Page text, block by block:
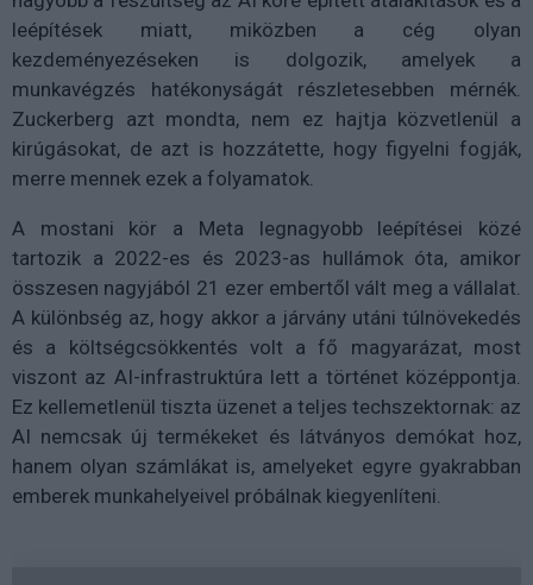
leépítések miatt, miközben a cég olyan
kezdeményezéseken is dolgozik, amelyek a
munkavégzés hatékonyságát részletesebben mérnék.
Zuckerberg azt mondta, nem ez hajtja közvetlenül a
kirúgásokat, de azt is hozzátette, hogy figyelni fogják,
merre mennek ezek a folyamatok.
A mostani kör a Meta legnagyobb leépítései közé
tartozik a 2022-es és 2023-as hullámok óta, amikor
összesen nagyjából 21 ezer embertől vált meg a vállalat.
A különbség az, hogy akkor a járvány utáni túlnövekedés
és a költségcsökkentés volt a fő magyarázat, most
viszont az AI-infrastruktúra lett a történet középpontja.
Ez kellemetlenül tiszta üzenet a teljes techszektornak: az
AI nemcsak új termékeket és látványos demókat hoz,
hanem olyan számlákat is, amelyeket egyre gyakrabban
emberek munkahelyeivel próbálnak kiegyenlíteni.